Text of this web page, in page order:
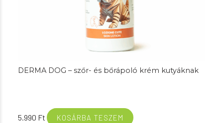
DERMA DOG – szőr- és bőrápoló krém kutyáknak
5.990 Ft KOSÁRBA TESZEM